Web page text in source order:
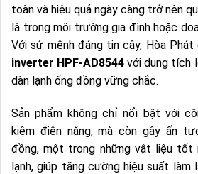
toàn và hiệu quả ngày càng trở nên
là trong môi trường gia đình hoặc
Với sứ mệnh đáng tin cậy, Hòa
inverter HPF-AD8544 với dung tích
dàn lạnh ống đồng vững chắc.
Sản phẩm không chỉ nổi bật với
kiệm điện năng, mà còn gây ấn
đồng, một trong những vật liệu tốt
lạnh, giúp tăng cường hiệu suất làm